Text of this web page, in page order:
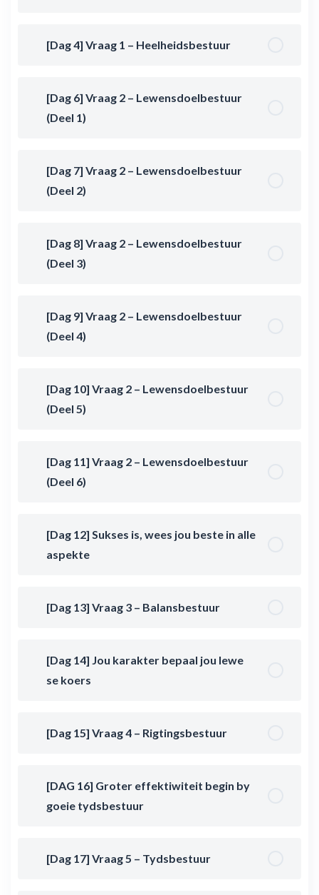
[Dag 4] Vraag 1 – Heelheidsbestuur
[Dag 6] Vraag 2 – Lewensdoelbestuur
(Deel 1)
[Dag 7] Vraag 2 – Lewensdoelbestuur
(Deel 2)
[Dag 8] Vraag 2 – Lewensdoelbestuur
(Deel 3)
[Dag 9] Vraag 2 – Lewensdoelbestuur
(Deel 4)
[Dag 10] Vraag 2 – Lewensdoelbestuur
(Deel 5)
[Dag 11] Vraag 2 – Lewensdoelbestuur
(Deel 6)
[Dag 12] Sukses is, wees jou beste in alle
aspekte
[Dag 13] Vraag 3 – Balansbestuur
[Dag 14] Jou karakter bepaal jou lewe
se koers
[Dag 15] Vraag 4 – Rigtingsbestuur
[DAG 16] Groter effektiwiteit begin by
goeie tydsbestuur
[Dag 17] Vraag 5 – Tydsbestuur